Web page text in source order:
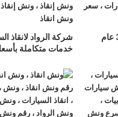
السياراتمن الحوادث.
سياراتفي
ونش انقاذ سيارات
من الاعطال
الاتصال بنا عليرقم ونش
ونش انقاذ الرواد خبرة 30 عام
شركة الرواد لانقاذ
خدمات متكاملة